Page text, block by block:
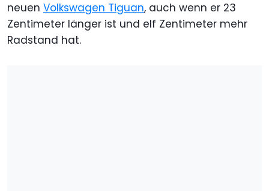
neuen Volkswagen Tiguan, auch wenn er 23
Zentimeter länger ist und elf Zentimeter mehr
Radstand hat.